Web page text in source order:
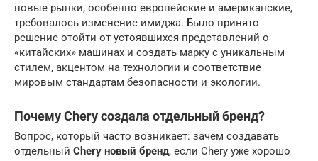
новые рынки, особенно европейские и американские,
требовалось изменение имиджа. Было принято
решение отойти от устоявшихся представлений о
«китайских» машинах и создать марку с уникальным
стилем, акцентом на технологии и соответствие
мировым стандартам безопасности и экологии.
Почему Chery создала отдельный бренд?
Вопрос, который часто возникает: зачем создавать
отдельный Chery новый бренд, если Chery уже хорошо